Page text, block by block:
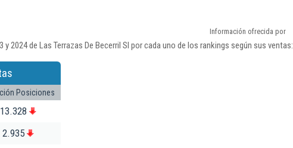
Información ofrecida por
de Las Terrazas De Becerril Sl por cada uno de los rankings según sus ventas:
Posiciones
13.328
2.935